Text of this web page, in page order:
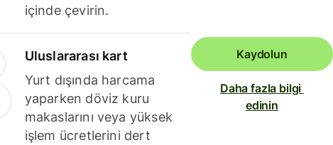
içinde çevirin.
Uluslararası kart
Yurt dışında harcama
yaparken döviz kuru
makaslarını veya yüksek
işlem ücretlerini dert
Kaydolun
Daha fazla bilgi
edinin